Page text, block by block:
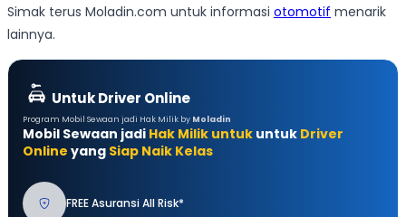
Simak terus Moladin.com untuk informasi otomotif menarik
lainnya.
Untuk Driver Online
Program Mobil Sewaan jadi Hak Milik by Moladin
Mobil Sewaan jadi Hak Milik untuk untuk Driver
Online yang Siap Naik Kelas
FREE Asuransi All Risk*